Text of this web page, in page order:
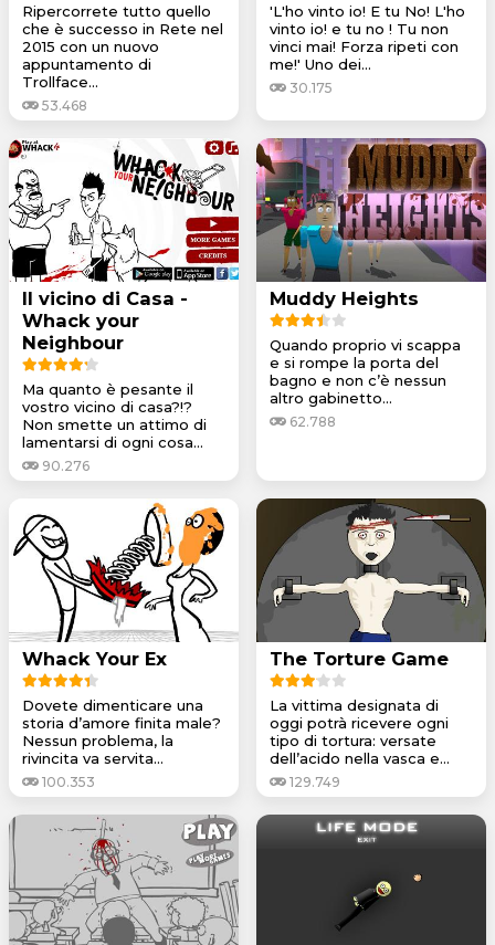
Ripercorrete tutto quello
che è successo in Rete nel
2015 con un nuovo
appuntamento di
Trollface...
53.468
'L'ho vinto io! E tu No! L'ho
vinto io! e tu no ! Tu non
vinci mai! Forza ripeti con
me!' Uno dei...
30.175
Il vicino di Casa -
Whack your
Neighbour
Ma quanto è pesante il
vostro vicino di casa?!?
Non smette un attimo di
lamentarsi di ogni cosa...
90.276
Muddy Heights
Quando proprio vi scappa
e si rompe la porta del
bagno e non c’è nessun
altro gabinetto...
62.788
Whack Your Ex
Dovete dimenticare una
storia d’amore finita male?
Nessun problema, la
rivincita va servita...
100.353
The Torture Game
La vittima designata di
oggi potrà ricevere ogni
tipo di tortura: versate
dell’acido nella vasca e...
129.749